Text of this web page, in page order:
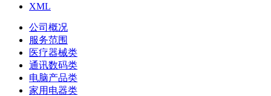
XML
公司概况
服务范围
医疗器械类
通讯数码类
电脑产品类
家用电器类